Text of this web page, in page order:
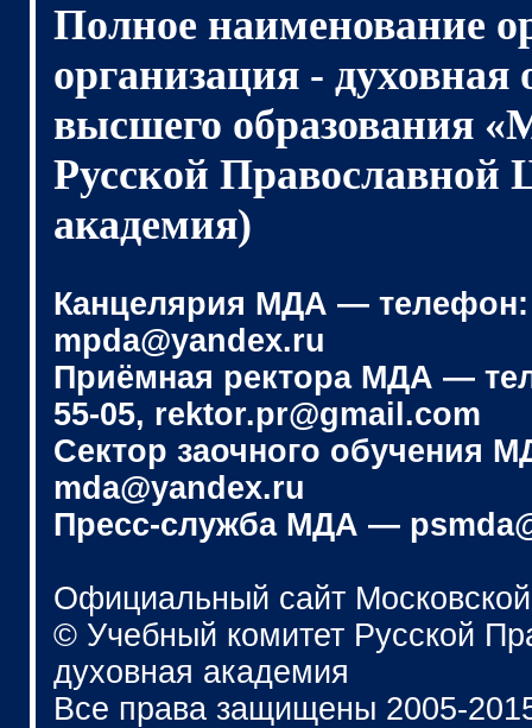
Полное наименование
организация - духовная
высшего образования
Русской Православной
академия)
Канцелярия МДА — телефон:
mpda@yandex.ru
Приёмная ректора МДА —
55-05, rektor.pr@gmail.com
Сектор заочного обучения
mda@yandex.ru
Пресс-служба МДА —
Официальный сайт
© Учебный комитет Русской
духовная академия
Все права защищены 2005-